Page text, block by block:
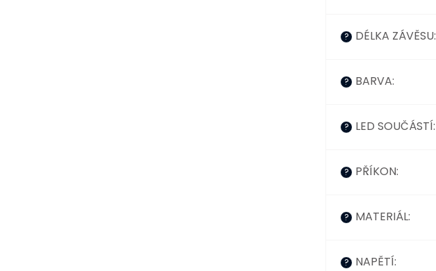
? DÉLKA ZÁVĚSU:
? BARVA:
? LED SOUČÁSTÍ:
? PŘÍKON:
? MATERIÁL:
? NAPĚTÍ: